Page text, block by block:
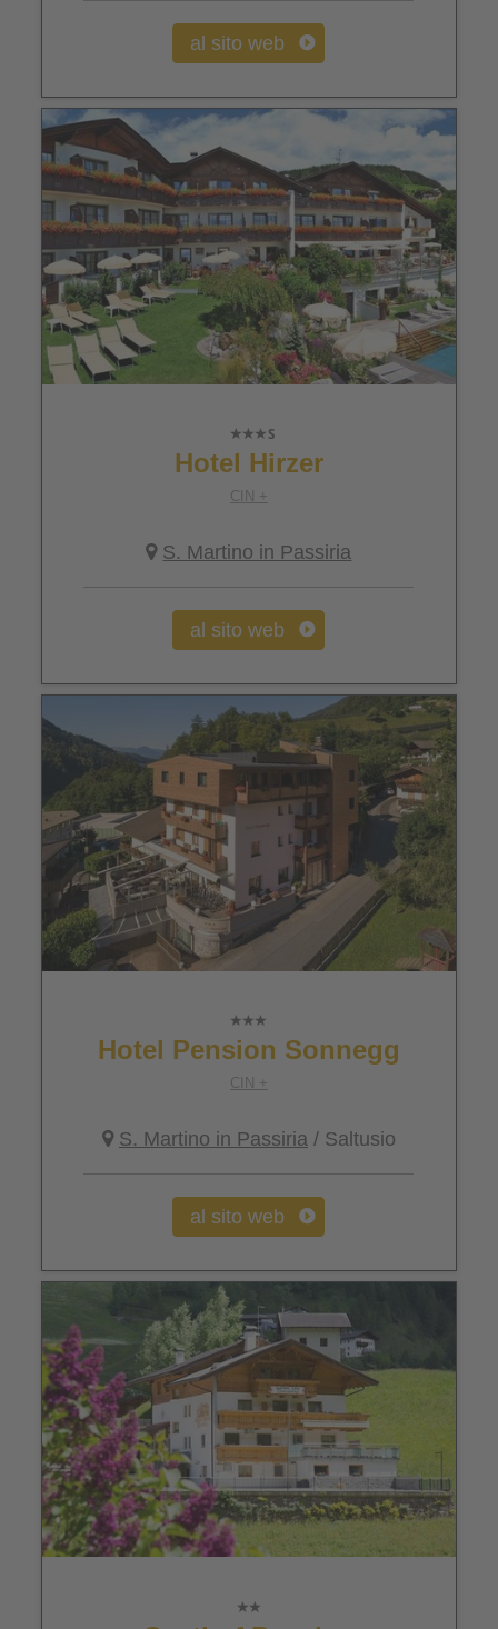
al sito web
Hotel Hirzer
CIN +
S. Martino in Passiria
al sito web
Hotel Pension Sonnegg
CIN +
S. Martino in Passiria/ Saltusio
al sito web